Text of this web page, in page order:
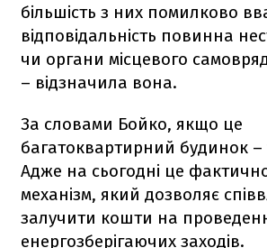
більшість з них помилково
відповідальність повинна
чи органи місцевого
– відзначила вона.
За словами Бойко, якщо це
багатоквартирний будинок
Адже на сьогодні це
механізм, який дозволяє
залучити кошти на
енергозберігаючих заходів.